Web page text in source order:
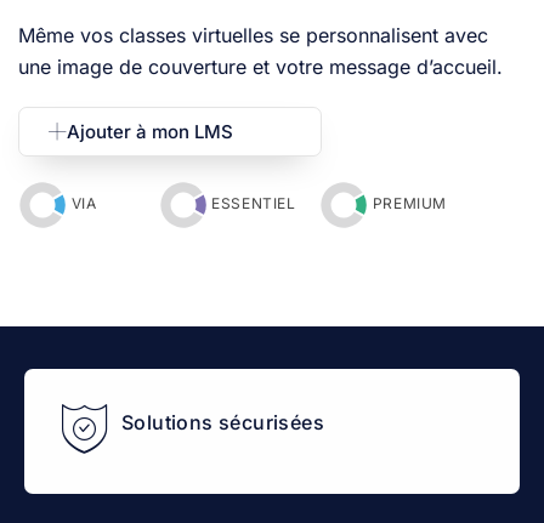
Même vos classes virtuelles se personnalisent avec
une image de couverture et votre message d’accueil.
Ajouter à mon LMS
VIA ESSENTIEL PREMIUM
Solutions sécurisées